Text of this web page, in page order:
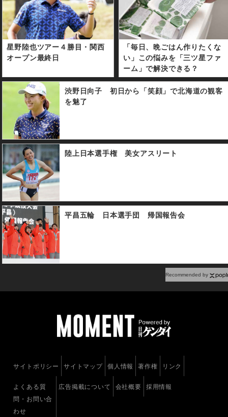
星野陸也ツアー４勝目・関西
オープン最終日
「毎日、晩ごはん作りたくな
い」この悩みを「三ツ星ファ
ーム」で解決できる？
渋野日向子 初日から「笑顔」で北海道の観客
を魅了
陸上日本選手権 美女アスリート
平昌五輪 日本選手団 帰国報告会
Recommended by
サイトポリシー サイトマップ 個人情報 著作権 リンク
よくある質
問・お問い合
わせ
広告掲載について 会社概要 採用情報